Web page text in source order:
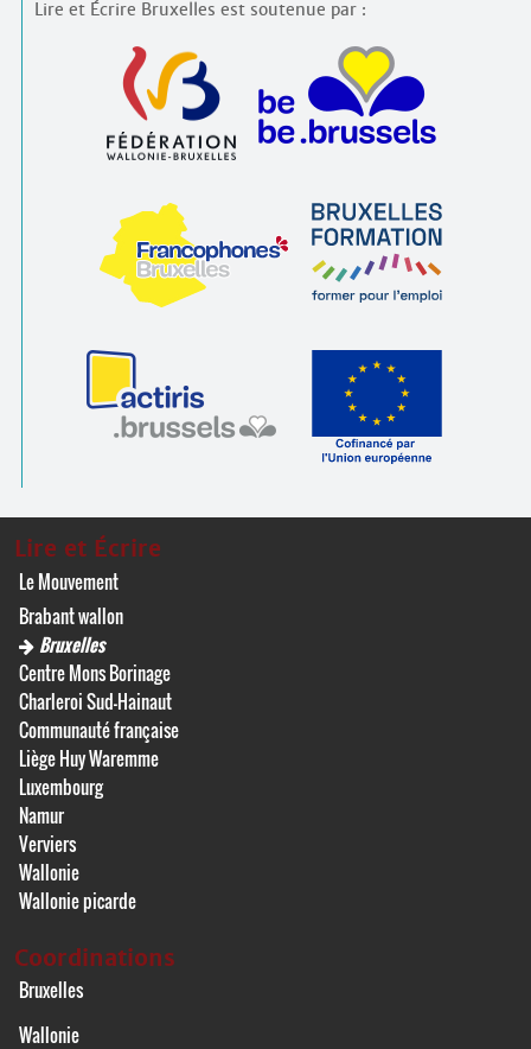
Lire et Écrire Bruxelles est soutenue par :
Lire et Écrire
Le Mouvement
Brabant wallon
Bruxelles
Centre Mons Borinage
Charleroi Sud-Hainaut
Communauté française
Liège Huy Waremme
Luxembourg
Namur
Verviers
Wallonie
Wallonie picarde
Coordinations
Bruxelles
Wallonie